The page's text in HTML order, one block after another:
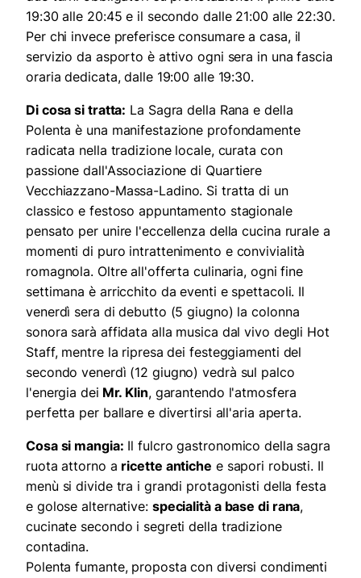
19:30 alle 20:45 e il secondo dalle 21:00 alle 22:30.
Per chi invece preferisce consumare a casa, il
servizio da asporto è attivo ogni sera in una fascia
oraria dedicata, dalle 19:00 alle 19:30.
Di cosa si tratta: La Sagra della Rana e della
Polenta è una manifestazione profondamente
radicata nella tradizione locale, curata con
passione dall'Associazione di Quartiere
Vecchiazzano-Massa-Ladino. Si tratta di un
classico e festoso appuntamento stagionale
pensato per unire l'eccellenza della cucina rurale a
momenti di puro intrattenimento e convivialità
romagnola. Oltre all'offerta culinaria, ogni fine
settimana è arricchito da eventi e spettacoli. Il
venerdì sera di debutto (5 giugno) la colonna
sonora sarà affidata alla musica dal vivo degli Hot
Staff, mentre la ripresa dei festeggiamenti del
secondo venerdì (12 giugno) vedrà sul palco
l'energia dei Mr. Klin, garantendo l'atmosfera
perfetta per ballare e divertirsi all'aria aperta.
Cosa si mangia: Il fulcro gastronomico della sagra
ruota attorno a ricette antiche e sapori robusti. Il
menù si divide tra i grandi protagonisti della festa
e golose alternative: specialità a base di rana,
cucinate secondo i segreti della tradizione
contadina.
Polenta fumante, proposta con diversi condimenti